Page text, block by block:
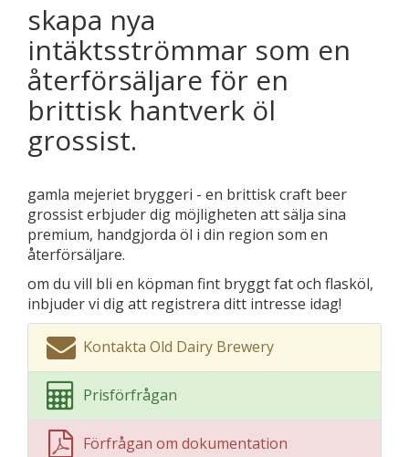
skapa nya
intäktsströmmar som en
återförsäljare för en
brittisk hantverk öl
grossist.
gamla mejeriet bryggeri - en brittisk craft beer
grossist erbjuder dig möjligheten att sälja sina
premium, handgjorda öl i din region som en
återförsäljare.
om du vill bli en köpman fint bryggt fat och flasköl,
inbjuder vi dig att registrera ditt intresse idag!
Kontakta Old Dairy Brewery
Prisförfrågan
Förfrågan om dokumentation